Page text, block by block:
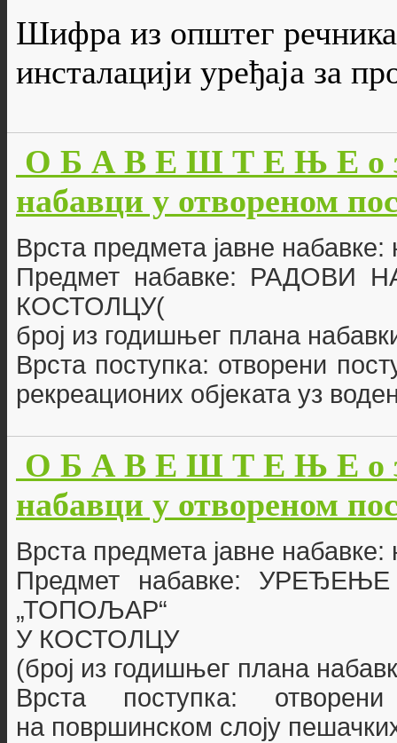
Шифра из општег
инсталацији уређаја за
О Б А В Е Ш Т Е Њ Е о
набавци у отвореном
Врста предмета јавне
Предмет набавке:
КОСТОЛЦУ(
број из годишњег плана
Врста поступка: отворени
рекреационих објеката уз
О Б А В Е Ш Т Е Њ Е о
набавци у отвореном
Врста предмета јавне
Предмет набавке:
„ТОПОЉАР“
У КОСТОЛЦУ
(број из годишњег плана
Врста поступка:
на површинском слоју